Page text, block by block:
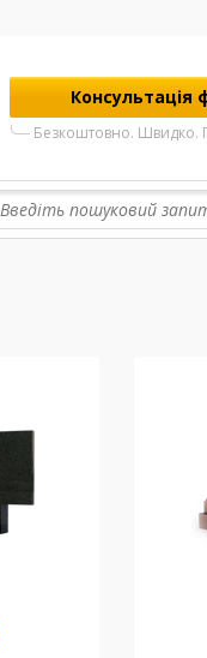
Консультація
Безкоштовно. Швидко.